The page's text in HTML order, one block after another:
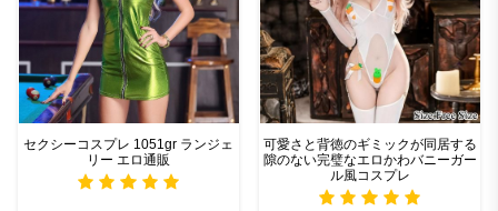
セクシーコスプレ 1051gr ランジェ
リー エロ通販
可愛さと背徳のギミックが同居する
隙のない完璧なエロかわバニーガー
ル風コスプレ